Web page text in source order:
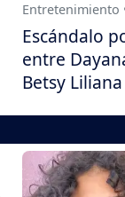
Entretenimiento
Escándalo
entre
Betsy Liliana